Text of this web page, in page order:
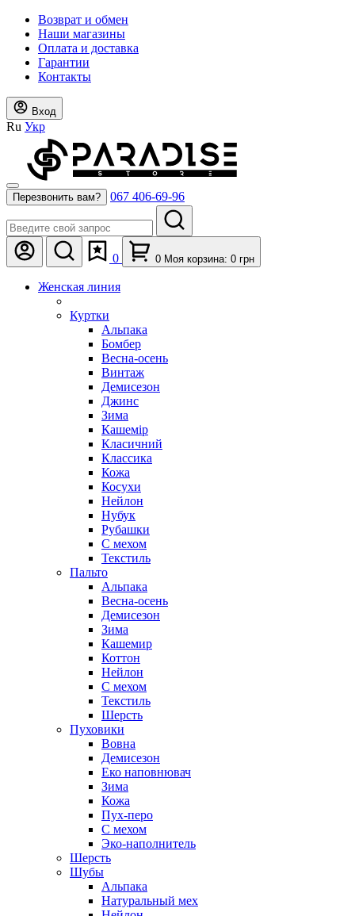
Возврат и обмен
Наши магазины
Оплата и доставка
Гарантии
Контакты
Вход
Ru Укр
Перезвонить вам? 067 406-69-96
0 0 Моя корзина: 0 грн
Женская линия
Куртки
Альпака
Бомбер
Весна-осень
Винтаж
Демисезон
Джинс
Зима
Кашемір
Класичний
Классика
Кожа
Косухи
Нейлон
Нубук
Рубашки
С мехом
Текстиль
Пальто
Альпака
Весна-осень
Демисезон
Зима
Кашемир
Коттон
Нейлон
С мехом
Текстиль
Шерсть
Пуховики
Вовна
Демисезон
Еко наповнювач
Зима
Кожа
Пух-перо
С мехом
Эко-наполнитель
Шерсть
Шубы
Альпака
Натуральный мех